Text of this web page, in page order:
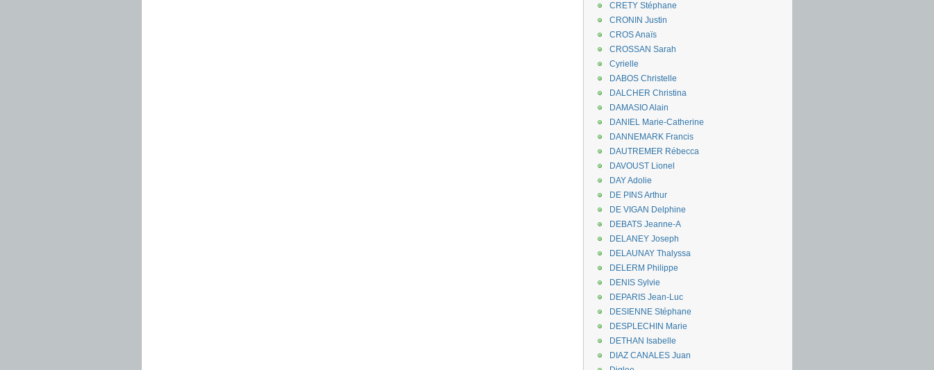
CRETY Stéphane
CRONIN Justin
CROS Anaïs
CROSSAN Sarah
Cyrielle
DABOS Christelle
DALCHER Christina
DAMASIO Alain
DANIEL Marie-Catherine
DANNEMARK Francis
DAUTREMER Rébecca
DAVOUST Lionel
DAY Adolie
DE PINS Arthur
DE VIGAN Delphine
DEBATS Jeanne-A
DELANEY Joseph
DELAUNAY Thalyssa
DELERM Philippe
DENIS Sylvie
DEPARIS Jean-Luc
DESIENNE Stéphane
DESPLECHIN Marie
DETHAN Isabelle
DIAZ CANALES Juan